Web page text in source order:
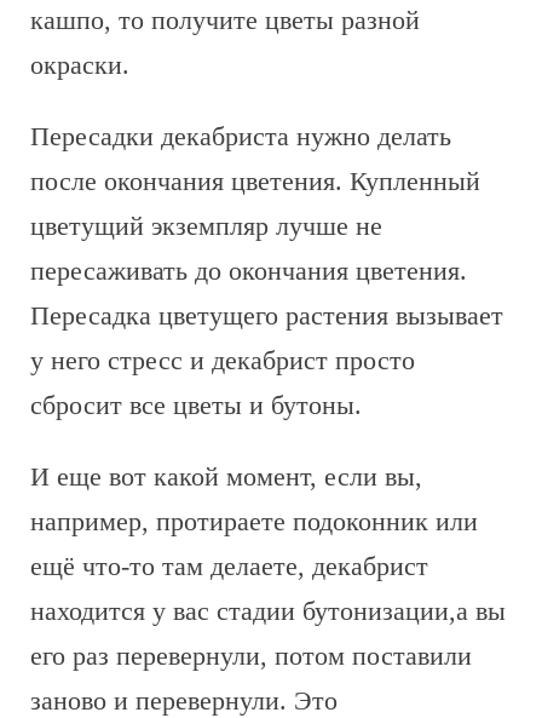
кашпо, то получите цветы разной
окраски.
Пересадки декабриста нужно делать
после окончания цветения. Купленный
цветущий экземпляр лучше не
пересаживать до окончания цветения.
Пересадка цветущего растения вызывает
у него стресс и декабрист просто
сбросит все цветы и бутоны.
И еще вот какой момент, если вы,
например, протираете подоконник или
ещё что-то там делаете, декабрист
находится у вас стадии бутонизации,а вы
его раз перевернули, потом поставили
заново и перевернули. Это